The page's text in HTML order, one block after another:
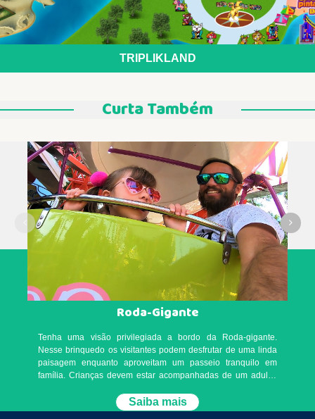
TRIPLIKLAND
Curta Também
Roda-Gigante
Tenha uma visão privilegiada a bordo da Roda-gigante.
Nesse brinquedo os visitantes podem desfrutar de uma linda
paisagem enquanto aproveitam um passeio tranquilo em
família. Crianças devem estar acompanhadas de um adulto.
Prioritário: Consulte um monitor direto na atração. A fila do
brinquedo se encerra às 18h00, mas o mesmo funciona até o
Saiba mais